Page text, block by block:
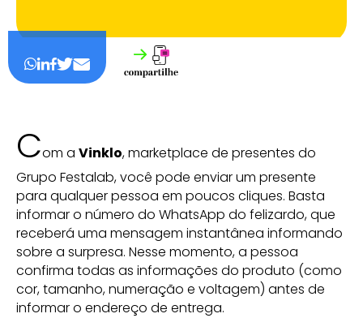
Com a Vinklo, marketplace de presentes do
Grupo Festalab, você pode enviar um presente
para qualquer pessoa em poucos cliques. Basta
informar o número do WhatsApp do felizardo, que
receberá uma mensagem instantânea informando
sobre a surpresa. Nesse momento, a pessoa
confirma todas as informações do produto (como
cor, tamanho, numeração e voltagem) antes de
informar o endereço de entrega.